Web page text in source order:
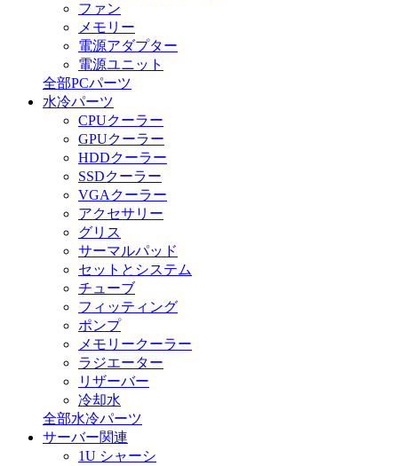
ファン
メモリー
電源アダプター
電源ユニット
全部PCパーツ
水冷パーツ
CPUクーラー
GPUクーラー
HDDクーラー
SSDクーラー
VGAクーラー
アクセサリー
グリス
サーマルパッド
セットとシステム
チューブ
フィッティング
ポンプ
メモリークーラー
ラジエーター
リザーバー
冷却水
全部水冷パーツ
サーバー関連
1U シャーシ